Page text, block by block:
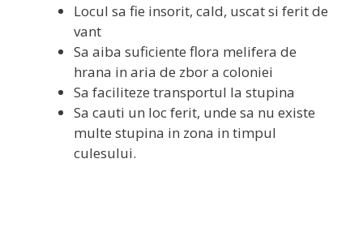
Locul sa fie insorit, cald, uscat si ferit de
vant
Sa aiba suficiente flora melifera de
hrana in aria de zbor a coloniei
Sa faciliteze transportul la stupina
Sa cauti un loc ferit, unde sa nu existe
multe stupina in zona in timpul
culesului.